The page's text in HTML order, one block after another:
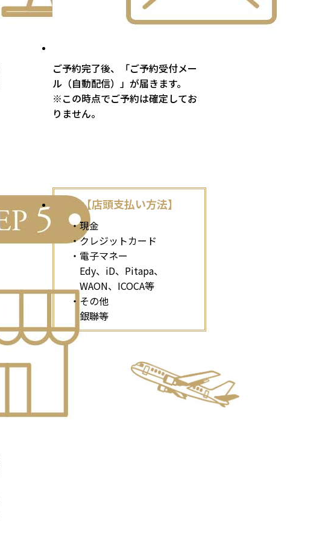
ご予約完了後、「ご予約受付メー
ル（自動配信）」が届きます。
※この時点でご予約は確定してお
りません。
【店頭支払い方法】
・現金
・クレジットカード
・電子マネー
Edy、iD、Pitapa、
WAON、ICOCA等
・その他
銀聯等